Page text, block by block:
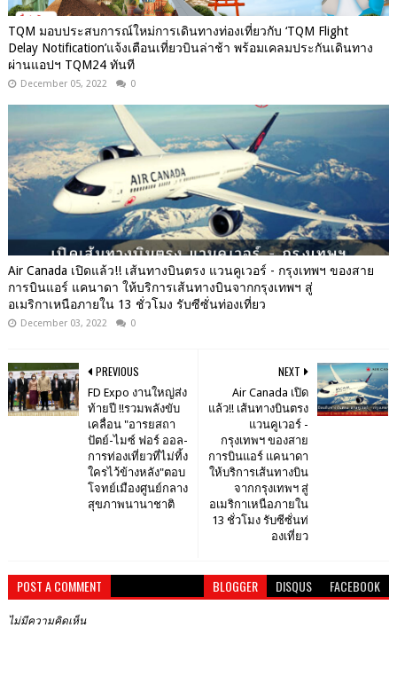
TQM มอบประสบการณ์ใหม่การเดินทางท่องเที่ยวกับ ‘TQM Flight
Delay Notification’แจ้งเตือนเที่ยวบินล่าช้า พร้อมเคลมประกันเดินทาง
ผ่านแอปฯ TQM24 ทันที
December 05, 2022 0
Air Canada เปิดแล้ว!! เส้นทางบินตรง แวนคูเวอร์ - กรุงเทพฯ ของสาย
การบินแอร์ แคนาดา ให้บริการเส้นทางบินจากกรุงเทพฯ สู่
อเมริกาเหนือภายใน 13 ชั่วโมง รับซีซั่นท่องเที่ยว
December 03, 2022 0
NEXT
Air Canada เปิด
แล้ว!! เส้นทางบินตรง
แวนคูเวอร์ -
กรุงเทพฯ ของสาย
การบินแอร์ แคนาดา
ให้บริการเส้นทางบิน
จากกรุงเทพฯ สู่
อเมริกาเหนือภายใน
13 ชั่วโมง รับซีซั่นท่
องเที่ยว
PREVIOUS
FD Expo งานใหญ่ส่ง
ท้ายปี !!รวมพลังขับ
เคลื่อน "อารยสถา
ปัตย์-ไมซ์ ฟอร์ ออล-
การท่องเที่ยวที่ไม่ทิ้ง
ใครไว้ข้างหลัง"ตอบ
โจทย์เมืองศูนย์กลาง
สุขภาพนานาชาติ
POST A COMMENT BLOGGER DISQUS FACEBOOK
ไม่มีความคิดเห็น